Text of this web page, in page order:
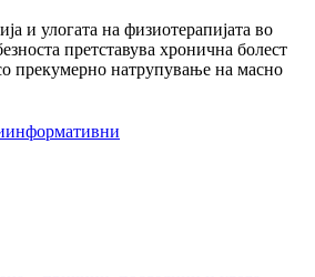
и улогата на физиотерапијата во
претставува хронична болест
прекумерно натрупување на масно
информативни